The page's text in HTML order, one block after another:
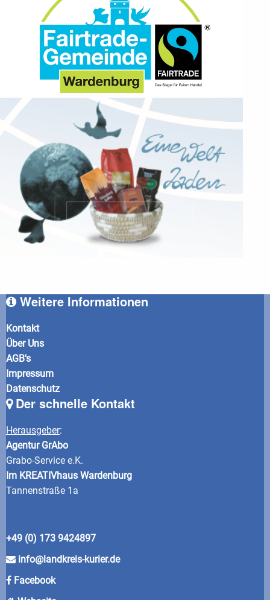
Weitere Informationen
Kontakt
Über Uns
AGB's
Impressum
Datenschutz
Der schnelle Kontakt
Herausgeber:
Agentur GrAbo
Grabo-Service e.K.
Im KREATIVhaus Wardenburg
Tannenstraße 1a
+49 (0) 173 9424897
info@landkreis-kurier.de
Facebook